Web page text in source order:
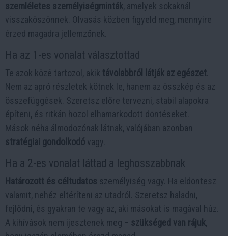
szemléletes személyiségminták, amelyek sokaknál
visszaköszönnek. Olvasás közben figyeld meg, mennyire
érzed magadra jellemzőnek.
Ha az 1-es vonalat választottad
Te azok közé tartozol, akik távolabbról látják az egészet
Nem az apró részletek kötnek le, hanem az összkép és az
összefüggések. Szeretsz előre tervezni, stabil alapokra
építeni, és ritkán hozol elhamarkodott döntéseket.
Mások néha álmodozónak látnak, valójában azonban
stratégiai gondolkodó vagy.
Ha a 2-es vonalat láttad a leghosszabbnak
Határozott és céltudatos személyiség vagy. Ha eldöntesz
valamit, nehéz eltéríteni az utadról. Szeretsz haladni,
fejlődni, és gyakran te vagy az, aki másokat is magával húz.
A kihívások nem ijesztenek meg – szükséged van rájuk,